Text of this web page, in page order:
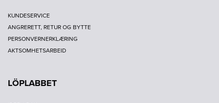
KUNDESERVICE
ANGRERETT, RETUR OG BYTTE
PERSONVERNERKLÆRING
AKTSOMHETSARBEID
LÖPLABBET